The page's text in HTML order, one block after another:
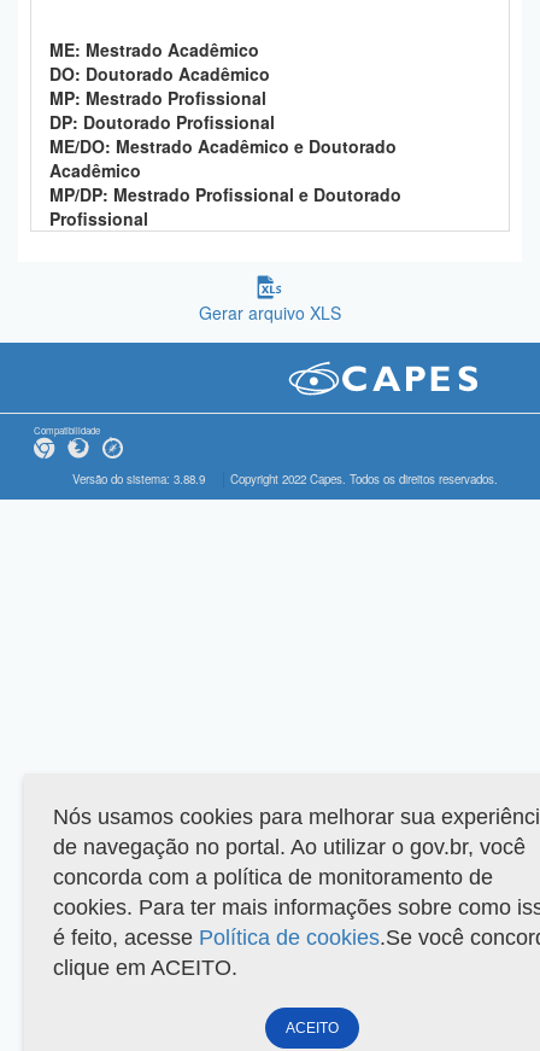
ME: Mestrado Acadêmico
DO: Doutorado Acadêmico
MP: Mestrado Profissional
DP: Doutorado Profissional
ME/DO: Mestrado Acadêmico e Doutorado
Acadêmico
MP/DP: Mestrado Profissional e Doutorado
Profissional
Gerar arquivo XLS
Compatibilidade
Versão do sistema: 3.88.9 Copyright 2022 Capes. Todos os direitos reservados.
Nós usamos cookies para melhorar sua
de navegação no portal. Ao utilizar o gov.br, você
concorda com a política de monitoramento de
cookies. Para ter mais informações sobre como
é feito, acesse Política de cookies.Se você
clique em ACEITO.
ACEITO